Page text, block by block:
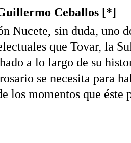
Ceballos [*]
Nucete, sin duda, uno
que Tovar, la
a lo largo de su
se necesita para
los momentos que éste